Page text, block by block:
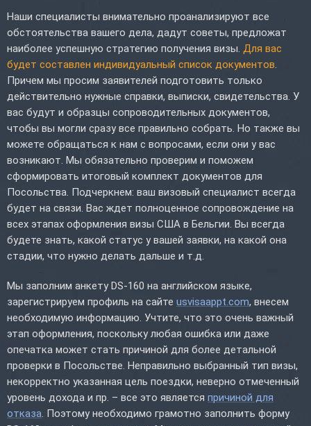
Наши специалисты внимательно проанализируют все
обстоятельства вашего дела, дадут советы, предложат
наиболее успешную стратегию получения визы. Для вас
будет составлен индивидуальный список документов.
Причем мы просим заявителей подготовить только
действительно нужные справки, выписки, свидетельства. У
вас будут и образцы сопроводительных документов,
чтобы вы могли сразу все правильно собрать. Но также вы
можете обращаться к нам с вопросами, если они у вас
возникают. Мы обязательно проверим и поможем
сформировать итоговый комплект документов для
Посольства. Подчеркнем: ваш визовый специалист всегда
будет на связи. Вас ждет полноценное сопровождение на
всех этапах оформления визы США в Бельгии. Вы всегда
будете знать, какой статус у вашей заявки, на какой она
стадии, что нужно делать дальше и т.д.
Мы заполним анкету DS-160 на английском языке,
зарегистрируем профиль на сайте usvisaappt.com, внесем
необходимую информацию. Учтите, что это очень важный
этап оформления, поскольку любая ошибка или даже
опечатка может стать причиной для более детальной
проверки в Посольстве. Неправильно выбранный тип визы,
некорректно указанная цель поездки, неверно отмеченный
уровень дохода и пр. – все это является причиной для
отказа. Поэтому необходимо грамотно заполнить форму